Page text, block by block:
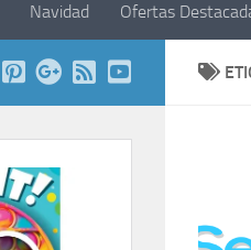
Navidad Ofertas